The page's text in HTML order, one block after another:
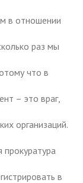
в отношении
раз мы
что в
– это враг,
организаций.
прокуратура
в